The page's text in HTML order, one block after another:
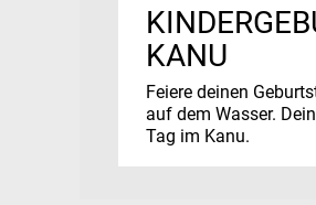
KANU
Feiere deinen
auf dem Wasser. Dein
Tag im Kanu.